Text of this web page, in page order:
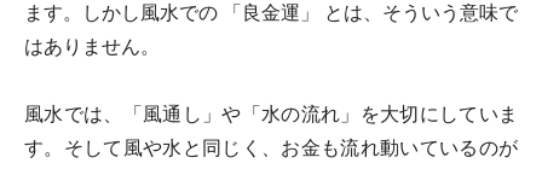
ます。しかし風水での 「良金運」 とは、そういう意味で
はありません。
風水では、「風通し」や「水の流れ」を大切にしていま
す。そして風や水と同じく、お金も流れ動いているのが